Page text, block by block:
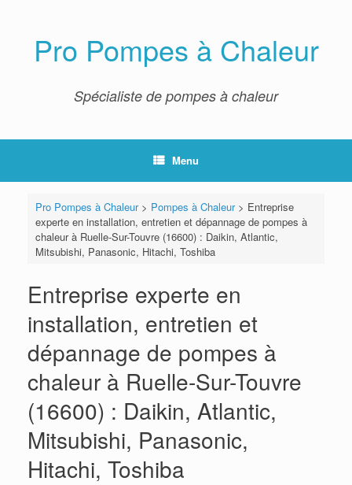
Pro Pompes à Chaleur
Spécialiste de pompes à chaleur
Menu
Pro Pompes à Chaleur> Pompes à Chaleur> Entreprise
experte en installation, entretien et dépannage de pompes à
chaleur à Ruelle-Sur-Touvre (16600) : Daikin, Atlantic,
Mitsubishi, Panasonic, Hitachi, Toshiba
Entreprise experte en
installation, entretien et
dépannage de pompes à
chaleur à Ruelle-Sur-Touvre
(16600) : Daikin, Atlantic,
Mitsubishi, Panasonic,
Hitachi, Toshiba